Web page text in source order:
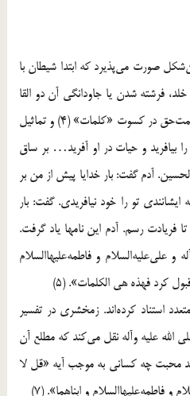
صورت مى‌پذيرد كه ابتدا شيطان با
شدن به شجره خلد، فرشته شدن يا جاودانگى آن دو القا
مى‌كند (3) چون آن دو مبتلا به ترك مندوب شدند توبه كردند و نداى «ربنا ظلمنا» از جان برآوردند تا رحمت‌حق در كسوت «كلمات‌» (4) و تماثيل
و حيات در او آفريد… بر ساق
آدم گفت: بار خدايا پيش از من بر
تو را خود نيافريدى. گفت: بار
فريادت رسم. آدم اين نامها ياد گرفت.
على‌عليه‌السلام و فاطمه‌عليهاالسلام
كرد فهذه هى الكلمات‌». (5)
استناد كرده‌اند. زمخشرى در تفسير
/23) حديث مفصلى از پيامبر اكرم‌صلى الله عليه وآله نقل مى‌كند كه مطلع آن
عليه وآله نيز سؤال شد محبت چه كسانى به موجب آيه «قل لا